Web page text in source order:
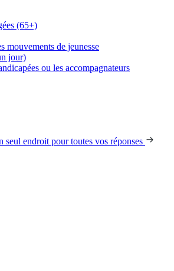
(65+)
mouvements de jeunesse
jour)
ou les accompagnateurs
seul endroit pour toutes vos réponses